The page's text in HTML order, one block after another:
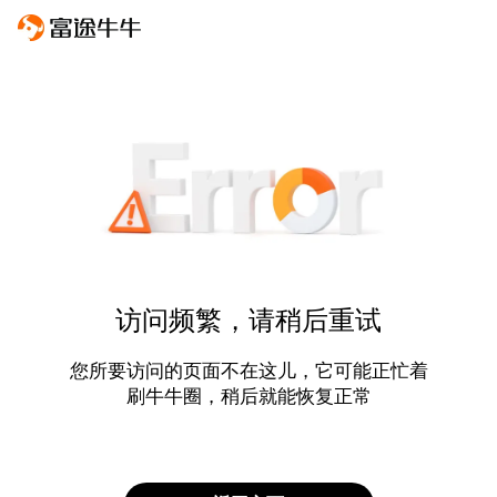
访问频繁，请稍后重试
您所要访问的页面不在这儿，它可能正忙着
刷牛牛圈，稍后就能恢复正常